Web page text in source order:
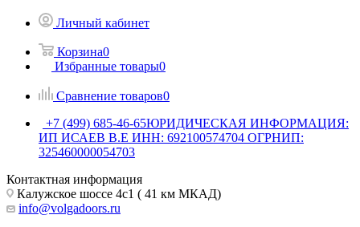
Личный кабинет
Корзина0
Избранные товары0
Сравнение товаров0
+7 (499) 685-46-65ЮРИДИЧЕСКАЯ ИНФОРМАЦИЯ:
ИП ИСАЕВ В.Е ИНН: 692100574704 ОГРНИП:
325460000054703
Контактная информация
Калужское шоссе 4с1 ( 41 км МКАД)
info@volgadoors.ru